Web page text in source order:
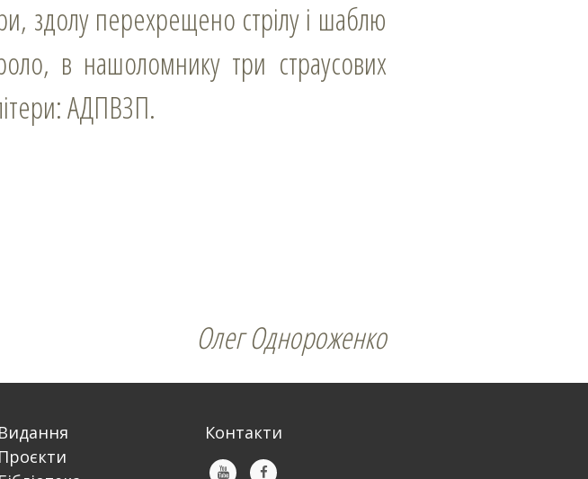
здолу перехрещено стрілу і шаблю
в нашоломнику три страусових
АДПВЗП.
Олег Однороженко
Видання
Проєкти
Контакти